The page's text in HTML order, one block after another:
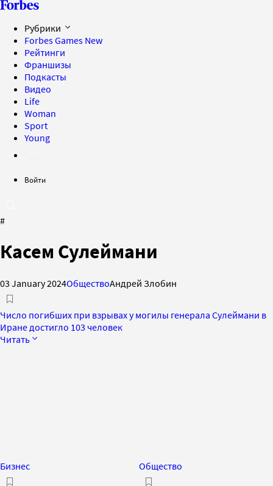
Рубрики
Forbes Games New
Рейтинги
Франшизы
Подкасты
Видео
Life
Woman
Sport
Young
Войти
#
Касем Сулеймани
03 January 2024ОбществоАндрей Злобин
Число погибших при взрывах у могилы генерала Сулеймани в
Иране достигло 103 человек
Читать
Бизнес Общество